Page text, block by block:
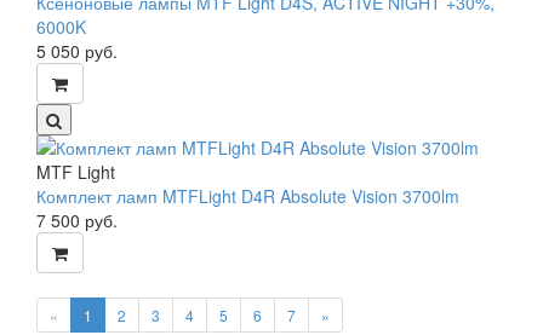
6000K
5 050 руб.
MTF Light
Комплект ламп MTFLight D4R Absolute Vision 3700lm
7 500 руб.
« 1 2 3 4 5 6 7 »